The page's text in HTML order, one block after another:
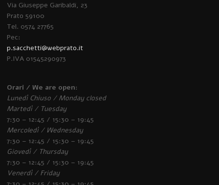
Via Giuseppe Garibaldi, 23
Prato 59100
Tel. 0574 27765
Pec:
p.sacchetti@webprato.it
P.IVA 01545290973
Orari / We are open:
Lunedì Chiuso / Monday closed
Martedì / Tuesday
7:30 – 12:45 / 15:30 – 19:45
Mercoledì / Wednesday
7:30 – 12:45 / 15:30 – 19:45
Giovedì / Thursday
7:30 – 12:45 / 15:30 – 19:45
Venerdì / Friday